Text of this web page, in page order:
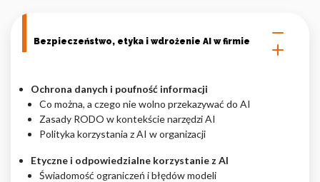
Bezpieczeństwo, etyka i wdrożenie AI w firmie
Ochrona danych i poufność informacji
Co można, a czego nie wolno przekazywać do AI
Zasady RODO w kontekście narzędzi AI
Polityka korzystania z AI w organizacji
Etyczne i odpowiedzialne korzystanie z AI
Świadomość ograniczeń i błędów modeli